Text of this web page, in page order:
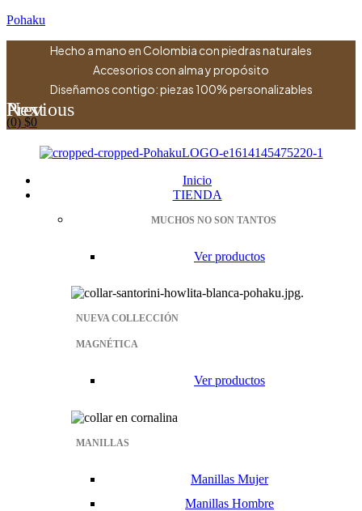
Pohaku
Hecho a mano en Colombia con piedras naturales
Accesorios con alma y propósito
Diseñamos contigo: piezas 100% personalizables
Previous
Next
(0) $0
Inicio
TIENDA
MUCHOS NO SON TANTOS
Ver productos
NUEVA COLLECCIÓN
MAGNÉTICA
Ver productos
MANILLAS
Manillas Mujer
Manillas Hombre